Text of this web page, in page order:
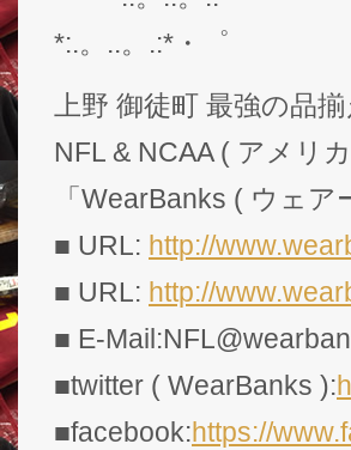
*:.。..。.:*・゜
上野 御徒町 最強の品揃
NFL & NCAA ( アメリ
「WearBanks ( ウェア
■ URL: http://
■ URL: http://
■ E-
■twitter ( WearBanks ):
■facebook:https://